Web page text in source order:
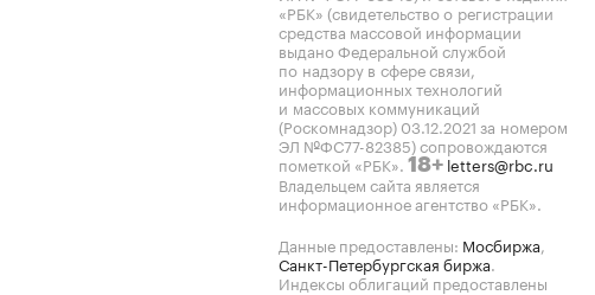
«РБК» (свидетельство о регистрации
средства массовой информации
выдано Федеральной службой
по надзору в сфере связи,
информационных технологий
и массовых коммуникаций
(Роскомнадзор) 03.12.2021 за номером
ЭЛ №ФС77-82385) сопровождаются
пометкой «РБК». 18+ letters@rbc.ru
Владельцем сайта является
информационное агентство «РБК».
Данные предоставлены: Мосбиржа,
Санкт-Петербургская биржа.
Индексы облигаций предоставлены